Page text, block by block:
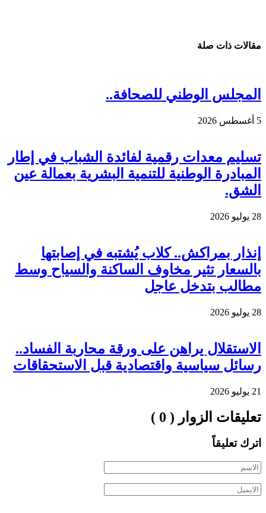
مقالات ذات صلة
المجلس الوطني للصحافة..
5 أغسطس 2026
تسليم معدات رقمية لفائدة الشباب في إطار
المبادرة الوطنية للتنمية البشرية بعمالة عين
الشق.
28 يوليو 2026
إنذار بمراكش.. كلاب يُشتبه في إصابتها
بالسعار تثير مخاوف الساكنة والسياح وسط
مطالب بتدخل عاجل
28 يوليو 2026
الاستقلال يراهن على ورقة محاربة الفساد..
رسائل سياسية واقتصادية قبل الاستحقاقات
21 يوليو 2026
تعليقات الزوار ( 0 )
اترك تعليقاً